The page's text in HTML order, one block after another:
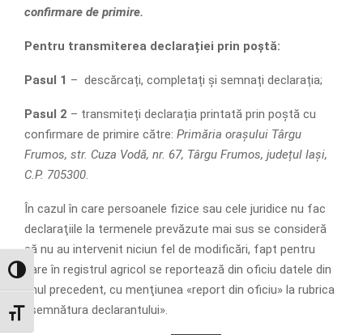
GLISOR NIVEL CONTRAST
GLISOR MĂRIME FONT
confirmare de primire.
Pentru transmiterea declarației prin poștă:
Pasul 1 – descărcați, completați și semnați declarația;
Pasul 2 – transmiteți declarația printată prin poștă cu
confirmare de primire către: Primăria orașului Târgu
Frumos, str. Cuza Vodă, nr. 67, Târgu Frumos, județul Iași,
C.P. 705300.
În cazul în care persoanele fizice sau cele juridice nu fac
declaraţiile la termenele prevăzute mai sus se consideră
că nu au intervenit niciun fel de modificări, fapt pentru
care în registrul agricol se reportează din oficiu datele din
anul precedent, cu menţiunea «report din oficiu» la rubrica
«semnătura declarantului».